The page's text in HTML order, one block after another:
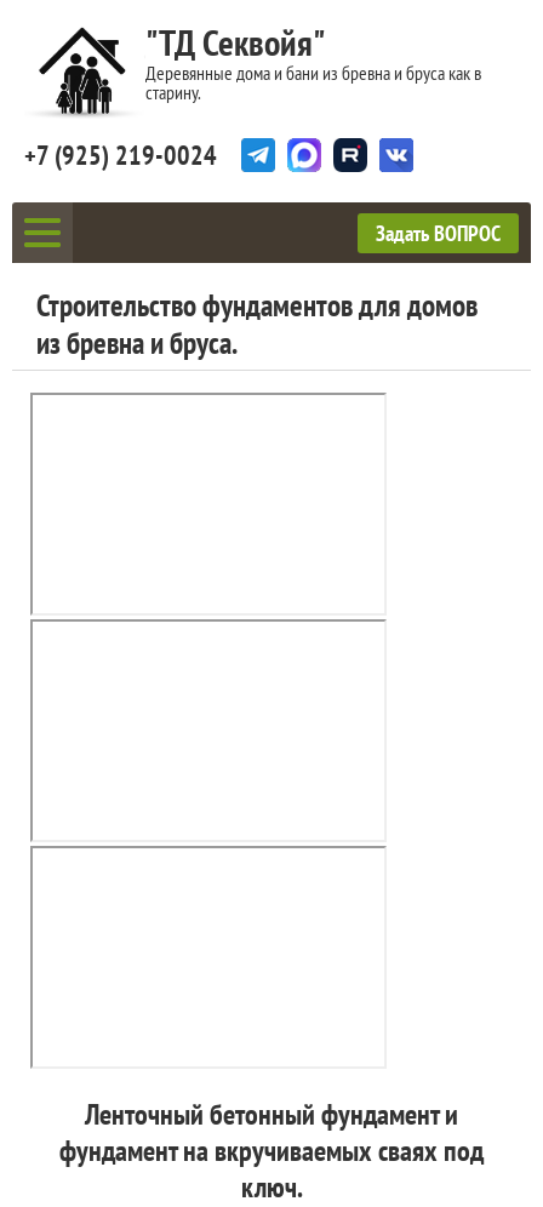
"ТД Секвойя"
Деревянные дома и бани из бревна и бруса как в
старину.
+7 (925) 219-0024
Задать ВОПРОС
Строительство фундаментов для домов
из бревна и бруса.
Ленточный бетонный фундамент и
фундамент на вкручиваемых сваях под
ключ.